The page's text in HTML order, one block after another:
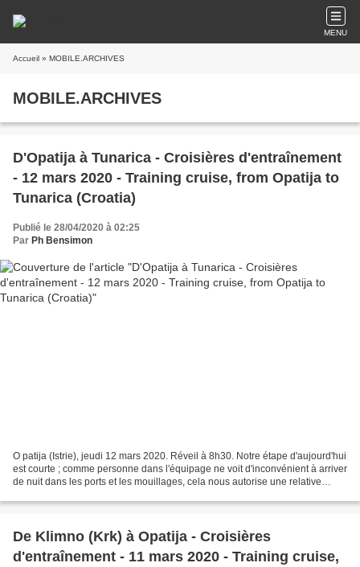
MENU
Accueil » MOBILE.ARCHIVES
MOBILE.ARCHIVES
D'Opatija à Tunarica - Croisières d'entraînement
- 12 mars 2020 - Training cruise, from Opatija to
Tunarica (Croatia)
Publié le 28/04/2020 à 02:25
Par Ph Bensimon
O patija (Istrie), jeudi 12 mars 2020. Réveil à 8h30. Notre étape d'aujourd'hui
est courte ; comme personne dans l'équipage ne voit d'inconvénient à arriver
de nuit dans les ports et les mouillages, cela nous autorise une relative
De Klimno (Krk) à Opatija - Croisières
d'entraînement - 11 mars 2020 - Training cruise,